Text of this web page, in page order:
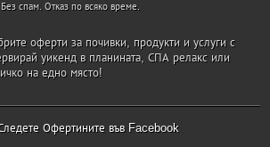
Без спам. Отказ по всяко време.
оферти за почивки, продукти и услуги с
уикенд в планината, СПА релакс или
на едно място!
Офертините във Facebook